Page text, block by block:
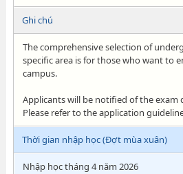
Ghi chú
The comprehensive selection of
specific area is for those who want to
campus.
Applicants will be notified of the exam
Please refer to the application
Thời gian nhập học (Đợt mùa xuân)
Nhập học tháng 4 năm 2026